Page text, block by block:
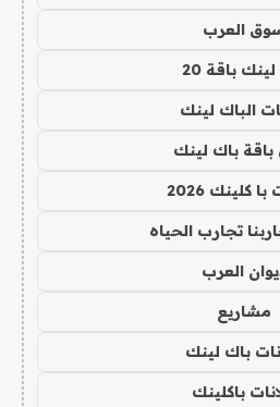
العرب
باقة 20
الباك لينك
باقة باك لينك
كلينك 2026
تجارب الحياه
العرب
مشاريع
باك لينك
باكلينك